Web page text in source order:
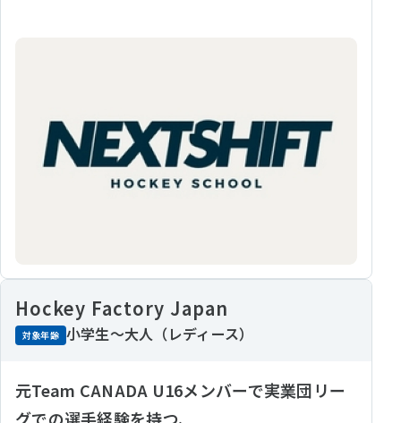
Hockey Factory Japan
対象年齢 小学生～大人（レディース）
元Team CANADA U16メンバーで実業団リー